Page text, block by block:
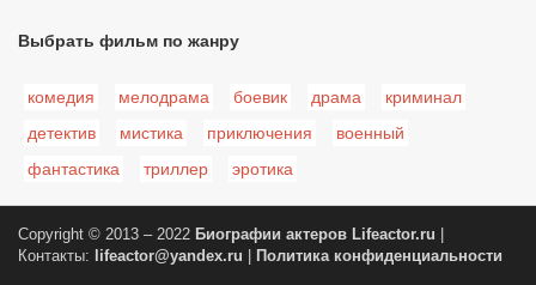
Выбрать фильм по жанру
комедия мелодрама боевик драма
криминал
детектив
мистика приключения
военный
фантастика
триллер эротика
Copyright © 2013 – 2022 Биографии актеров Lifeactor.ru
Контакты:
lifeactor@yandex.ru Политика конфиденциальности